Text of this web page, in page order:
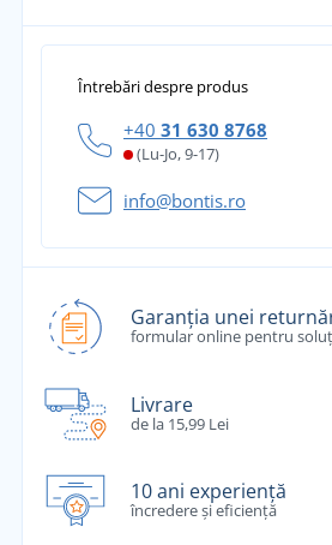
Întrebări despre produs
+40 31 630 8768
(Lu-Jo, 9-17)
info@bontis.ro
Garanția unei
formular online pentru
Livrare
de la 15,99 Lei
10 ani experiență
încredere și eficiență